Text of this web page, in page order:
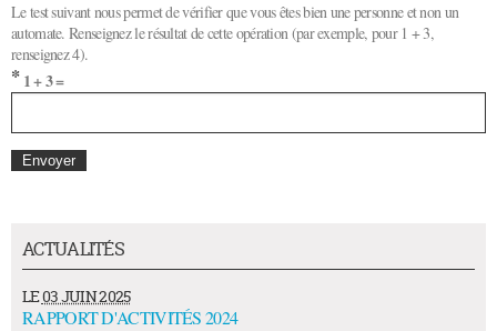
Le test suivant nous permet de vérifier que vous êtes bien une personne et non un
automate. Renseignez le résultat de cette opération (par exemple, pour 1 + 3,
renseignez 4).
*1 + 3 =
ACTUALITÉS
LE03 JUIN 2025
RAPPORT D'ACTIVITÉS 2024